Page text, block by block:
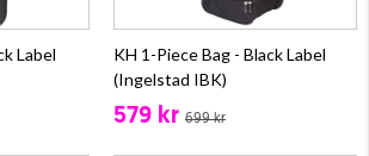
Label
KH 1-Piece Bag - Black Label
(Ingelstad IBK)
579 kr 699 kr